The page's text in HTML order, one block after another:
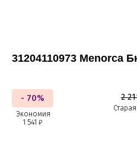
31204110973 Menorca
- 70%
Экономия
1 541 ₽
2